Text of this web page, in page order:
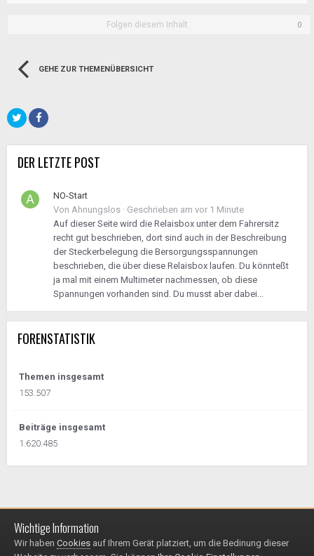
Folgen diesem Inhalt 0
GEHE ZUR THEMENÜBERSICHT
DER LETZTE POST
NO-Start
Von Ahnungslos · Geschrieben am vor 1 Minute
Auf dieser Seite wird die Relaisbox unter dem Fahrersitz
recht gut beschrieben, dort sind auch in der Beschreibung
der Steckerbelegung die Bersorgungsspannungen
beschrieben, die über diese Relaisbox laufen. Du könnteßt
ja mal mit einem Multimeter nachmessen, ob diese
Spannungen vorhanden sind. Du musst aber dabei...
FORENSTATISTIK
Themen insgesamt
153.507
Beiträge insgesamt
1.620.485
Impressum / Datenschutzerklärung
© 1999 - 2025
Wichtige Information
Wir haben Cookies auf Ihrem Gerät platziert, um die Bedinung dieser